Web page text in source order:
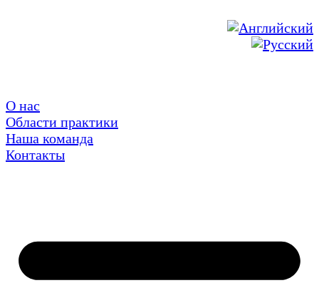
О нас
Области практики
Наша команда
Контакты